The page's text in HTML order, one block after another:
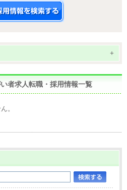
+
者求人転職・採用情報一覧
。